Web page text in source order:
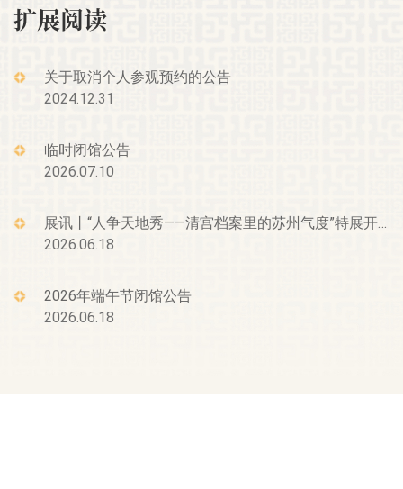
扩展阅读
关于取消个人参观预约的公告
2024.12.31
临时闭馆公告
2026.07.10
展讯丨“人争天地秀——清宫档案里的苏州气度”特展开幕
2026.06.18
2026年端午节闭馆公告
2026.06.18